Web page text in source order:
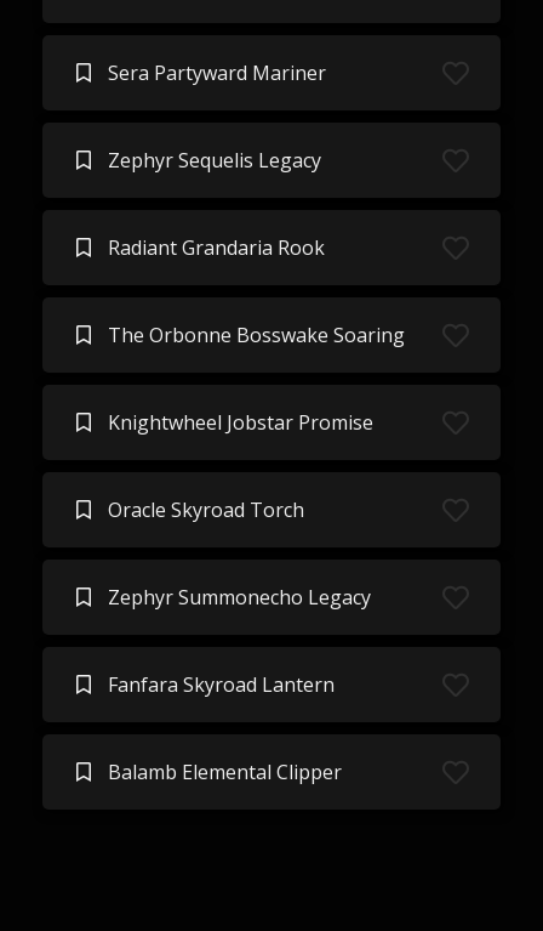
Sera Partyward Mariner
Zephyr Sequelis Legacy
Radiant Grandaria Rook
The Orbonne Bosswake Soaring
Knightwheel Jobstar Promise
Oracle Skyroad Torch
Zephyr Summonecho Legacy
Fanfara Skyroad Lantern
Balamb Elemental Clipper